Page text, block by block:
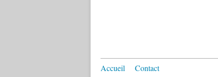
Accueil Contact